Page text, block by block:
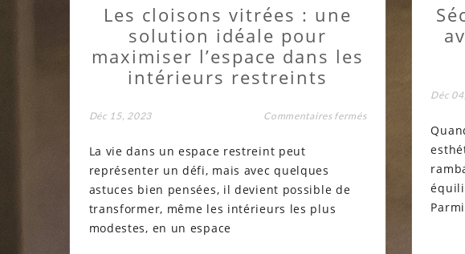
Les cloisons vitrées : une
solution idéale pour
maximiser l’espace dans les
intérieurs restreints
Déc 15, 2023 Commentaires ferméssur
La vie dans un espace restreint peut
représenter un défi, mais avec quelques
astuces bien pensées, il devient possible de
transformer, même les intérieurs les plus
modestes, en un espace
Déc